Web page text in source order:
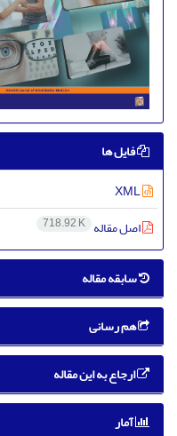
فایل ها
اصل مقاله 718.92 K
سابقه مقاله
هم رسانی
ارجاع به این مقاله
آمار